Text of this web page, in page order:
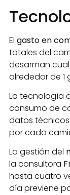
El gasto en
totales del
desarman
alrededor de
La tecnología
consumo de
datos
por cada
La gestión del
la consultora
hasta cuatro
día previene